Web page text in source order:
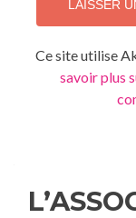
Ce site utilise
savoir plus